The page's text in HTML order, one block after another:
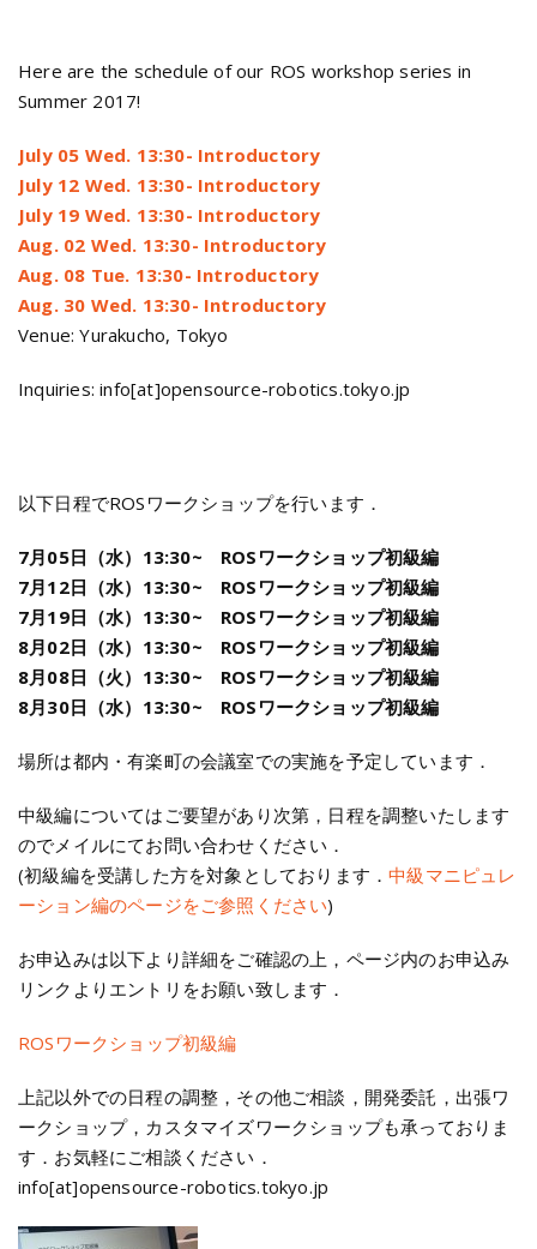
Here are the schedule of our ROS workshop series in
Summer 2017!
July 05 Wed. 13:30- Introductory
July 12 Wed. 13:30- Introductory
July 19 Wed. 13:30- Introductory
Aug. 02 Wed. 13:30- Introductory
Aug. 08 Tue. 13:30- Introductory
Aug. 30 Wed. 13:30- Introductory
Venue: Yurakucho, Tokyo
Inquiries: info[at]opensource-robotics.tokyo.jp
以下日程でROSワークショップを行います．
7月05日（水）13:30~ ROSワークショップ初級編
7月12日（水）13:30~ ROSワークショップ初級編
7月19日（水）13:30~ ROSワークショップ初級編
8月02日（水）13:30~ ROSワークショップ初級編
8月08日（火）13:30~ ROSワークショップ初級編
8月30日（水）13:30~ ROSワークショップ初級編
場所は都内・有楽町の会議室での実施を予定しています．
中級編についてはご要望があり次第，日程を調整いたします
のでメイルにてお問い合わせください．
(初級編を受講した方を対象としております．中級マニピュレ
ーション編のページをご参照ください)
お申込みは以下より詳細をご確認の上，ページ内のお申込み
リンクよりエントリをお願い致します．
ROSワークショップ初級編
上記以外での日程の調整，その他ご相談，開発委託，出張ワ
ークショップ，カスタマイズワークショップも承っておりま
す．お気軽にご相談ください．
info[at]opensource-robotics.tokyo.jp